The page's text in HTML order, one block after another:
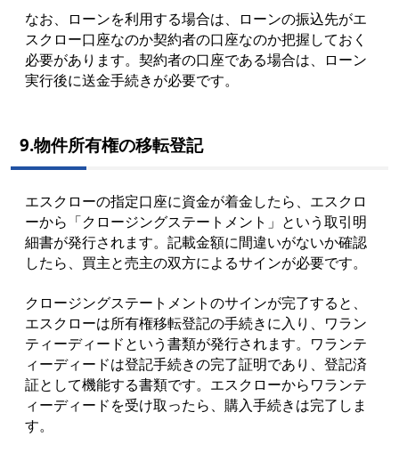
なお、ローンを利用する場合は、ローンの振込先がエ
スクロー口座なのか契約者の口座なのか把握しておく
必要があります。契約者の口座である場合は、ローン
実行後に送金手続きが必要です。
9.物件所有権の移転登記
エスクローの指定口座に資金が着金したら、エスクロ
ーから「クロージングステートメント」という取引明
細書が発行されます。記載金額に間違いがないか確認
したら、買主と売主の双方によるサインが必要です。
クロージングステートメントのサインが完了すると、
エスクローは所有権移転登記の手続きに入り、ワラン
ティーディードという書類が発行されます。ワランテ
ィーディードは登記手続きの完了証明であり、登記済
証として機能する書類です。エスクローからワランテ
ィーディードを受け取ったら、購入手続きは完了しま
す。